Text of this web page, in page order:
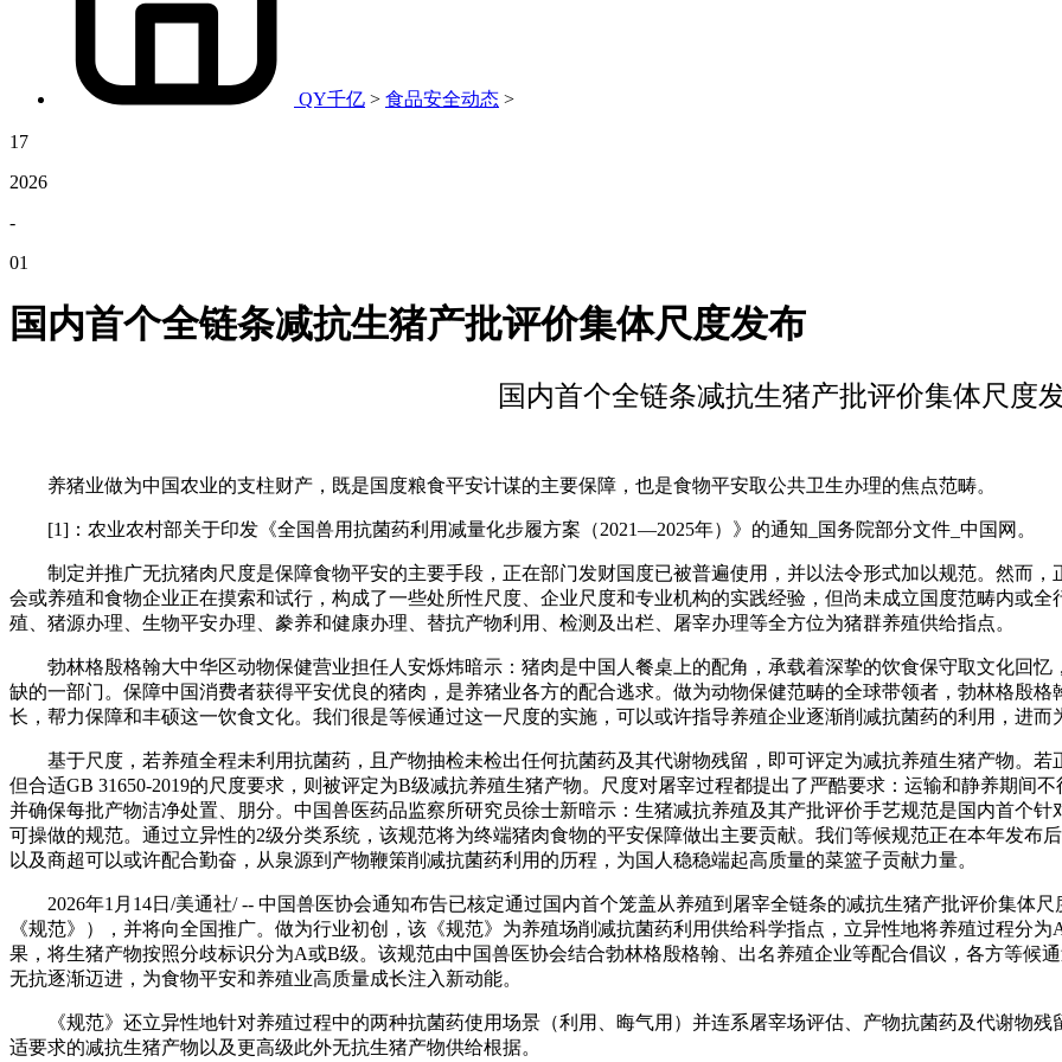
QY千亿 > 食品安全动态 >
17
2026
-
01
国内首个全链条减抗生猪产批评价集体尺度发布
国内首个全链条减抗生猪产批评价集体尺度
养猪业做为中国农业的支柱财产，既是国度粮食平安计谋的主要保障，也是食物平安取公共卫生办理的焦点范畴。
[1]：农业农村部关于印发《全国兽用抗菌药利用减量化步履方案（2021—2025年）》的通知_国务院部分文件_中国网。
制定并推广无抗猪肉尺度是保障食物平安的主要手段，正在部门发财国度已被普遍使用，并以法令形式加以规范。然而，
会或养殖和食物企业正在摸索和试行，构成了一些处所性尺度、企业尺度和专业机构的实践经验，但尚未成立国度范畴内或
殖、猪源办理、生物平安办理、豢养和健康办理、替抗产物利用、检测及出栏、屠宰办理等全方位为猪群养殖供给指点。
勃林格殷格翰大中华区动物保健营业担任人安烁炜暗示：猪肉是中国人餐桌上的配角，承载着深挚的饮食保守取文化回忆
缺的一部门。保障中国消费者获得平安优良的猪肉，是养猪业各方的配合逃求。做为动物保健范畴的全球带领者，勃林格殷
长，帮力保障和丰硕这一饮食文化。我们很是等候通过这一尺度的实施，可以或许指导养殖企业逐渐削减抗菌药的利用，进
基于尺度，若养殖全程未利用抗菌药，且产物抽检未检出任何抗菌药及其代谢物残留，即可评定为减抗养殖生猪产物。若
但合适GB 31650-2019的尺度要求，则被评定为B级减抗养殖生猪产物。尺度对屠宰过程都提出了严酷要求：运输和静养期间
并确保每批产物洁净处置、朋分。中国兽医药品监察所研究员徐士新暗示：生猪减抗养殖及其产批评价手艺规范是国内首个
可操做的规范。通过立异性的2级分类系统，该规范将为终端猪肉食物的平安保障做出主要贡献。我们等候规范正在本年发布
以及商超可以或许配合勤奋，从泉源到产物鞭策削减抗菌药利用的历程，为国人稳稳端起高质量的菜篮子贡献力量。
2026年1月14日/美通社/ -- 中国兽医协会通知布告已核定通过国内首个笼盖从养殖到屠宰全链条的减抗生猪产批评价集体
《规范》），并将向全国推广。做为行业初创，该《规范》为养殖场削减抗菌药利用供给科学指点，立异性地将养殖过程分
果，将生猪产物按照分歧标识分为A或B级。该规范由中国兽医协会结合勃林格殷格翰、出名养殖企业等配合倡议，各方等候
无抗逐渐迈进，为食物平安和养殖业高质量成长注入新动能。
《规范》还立异性地针对养殖过程中的两种抗菌药使用场景（利用、晦气用）并连系屠宰场评估、产物抗菌药及代谢物残
适要求的减抗生猪产物以及更高级此外无抗生猪产物供给根据。